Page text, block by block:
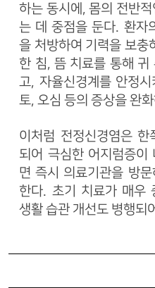
하는 동시에, 몸의 전반
는 데 중점을 둔다. 환자
을 처방하여 기력을 보충
한 침, 뜸 치료를 통해 귀
고, 자율신경계를 안정
토, 오심 등의 증상을 완
이처럼 전정신경염은
되어 극심한 어지럼증이
면 즉시 의료기관을 방
한다. 초기 치료가 매우
생활 습관 개선도 병행되